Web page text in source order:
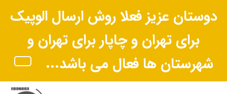
دوستان عزیز فعلا روش ارسال الوپیک
برای تهران و چاپار برای تهران و
شهرستان ها فعال می باشد...